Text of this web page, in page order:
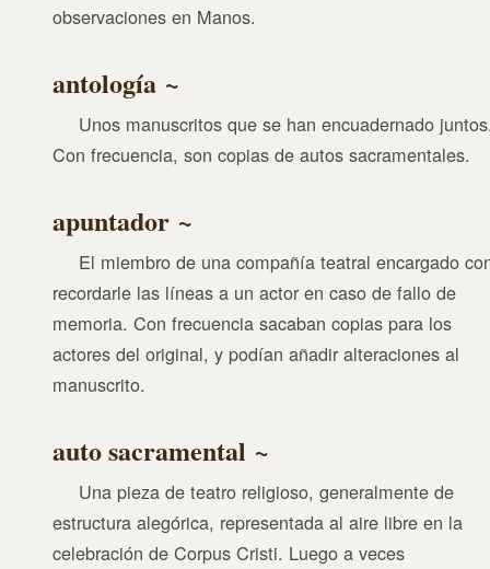
observaciones en Manos.
antología
Unos manuscritos que se han encuadernado
Con frecuencia, son copias de autos sacramentales.
apuntador
El miembro de una compañía teatral encargado
recordarle las líneas a un actor en caso de fallo de
memoria. Con frecuencia sacaban copias para los
actores del original, y podían añadir alteraciones al
manuscrito.
auto sacramental
Una pieza de teatro religioso, generalmente de
estructura alegórica, representada al aire libre en la
celebración de Corpus Cristi. Luego a veces